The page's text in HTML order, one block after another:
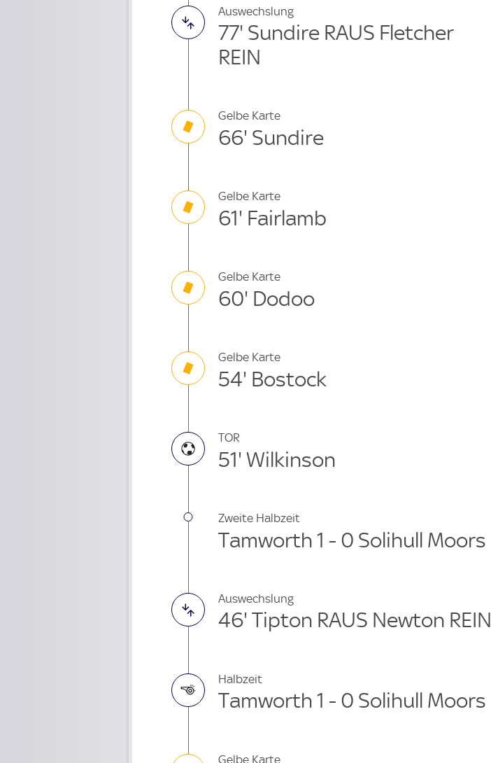
Auswechslung
77' Sundire RAUS Fletcher
REIN
Gelbe Karte
66' Sundire
Gelbe Karte
61' Fairlamb
Gelbe Karte
60' Dodoo
Gelbe Karte
54' Bostock
TOR
51' Wilkinson
Zweite Halbzeit
Tamworth 1 - 0 Solihull Moors
Auswechslung
46' Tipton RAUS Newton REIN
Halbzeit
Tamworth 1 - 0 Solihull Moors
Gelbe Karte